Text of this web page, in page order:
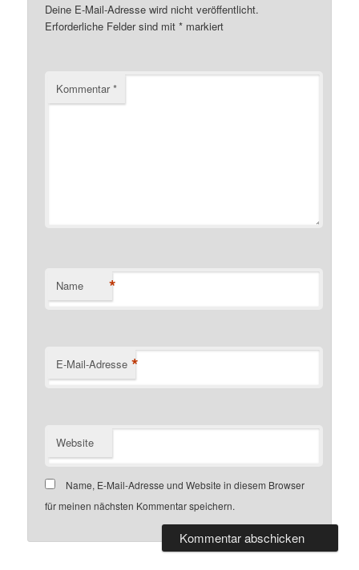
Deine E-Mail-Adresse wird nicht veröffentlicht.
Erforderliche Felder sind mit* markiert
Kommentar*
Name *
E-Mail-Adresse *
Website
Name, E-Mail-Adresse und Website in diesem Browser
für meinen nächsten Kommentar speichern.